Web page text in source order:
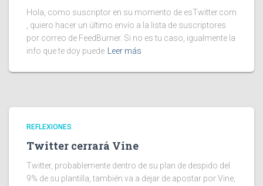
Hola, como suscriptor en su momento de esTwitter.com
, quiero hacer un último envío a la lista de suscriptores
por correo de FeedBurner. Si no es tu caso, igualmente la
info que te doy puede
Leer más
REFLEXIONES
Twitter cerrará Vine
Twitter, probablemente dentro de su plan de despido del
9% de su plantilla, también va a dejar de apostar por Vine,